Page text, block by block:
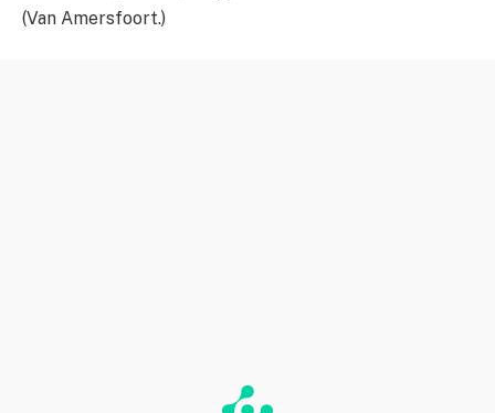
(Van Amersfoort.)